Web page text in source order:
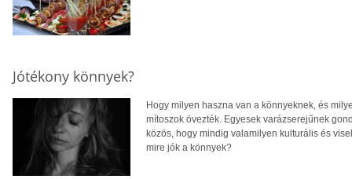
Jótékony könnyek?
Hogy milyen haszna van a könnyeknek, és
mítoszok övezték. Egyesek varázserejűnek
közös, hogy mindig valamilyen kulturális és
mire jók a könnyek?